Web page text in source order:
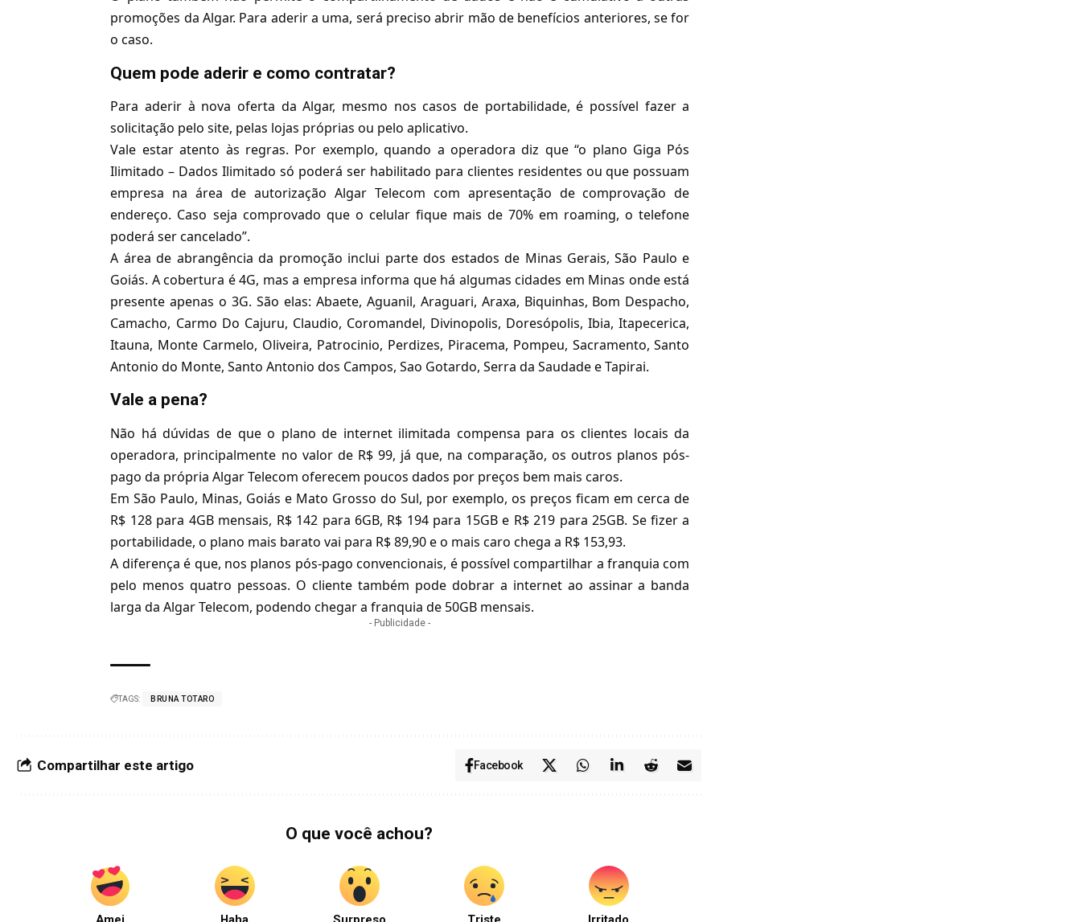
promoções da Algar. Para aderir a uma, será preciso abrir mão de benefícios anteriores, se for
o caso.
Quem pode aderir e como contratar?
Para aderir à nova oferta da Algar, mesmo nos casos de portabilidade, é possível fazer a
solicitação pelo site, pelas lojas próprias ou peloaplicativo.
Vale estar atento às regras. Por exemplo, quando a operadora diz que “o plano Giga Pós
Ilimitado – Dados Ilimitado só poderá ser habilitado para clientes residentes ou que possuam
empresa na área de autorização Algar Telecom com apresentação de comprovação de
endereço. Caso seja comprovado que o celular fique mais de 70% em roaming, o telefone
poderá ser cancelado”.
A área de abrangência da promoção inclui parte dos estados de Minas Gerais, São Paulo e
Goiás. A cobertura é 4G, mas a empresa informa que há algumas cidades em Minas onde está
presente apenas o 3G. São elas: Abaete, Aguanil, Araguari, Araxa, Biquinhas, Bom Despacho,
Camacho, Carmo Do Cajuru, Claudio, Coromandel, Divinopolis, Doresópolis, Ibia, Itapecerica,
Itauna, Monte Carmelo, Oliveira, Patrocinio, Perdizes, Piracema, Pompeu, Sacramento, Santo
Antonio do Monte, Santo Antonio dos Campos, Sao Gotardo, Serra da Saudade e Tapirai.
Vale a pena?
Não há dúvidas de que o plano de internet ilimitada compensa para os clientes locais da
operadora, principalmente no valor de R$ 99, já que, na comparação, os outros planos pós-
pago da própria Algar Telecom oferecem poucos dados por preços bem mais caros.
Em São Paulo, Minas, Goiás e Mato Grosso do Sul, por exemplo, os preços ficam em cerca de
R$ 128 para 4GB mensais, R$ 142 para 6GB, R$ 194 para 15GB e R$ 219 para 25GB. Se fizer a
portabilidade, o plano mais barato vai para R$ 89,90 e o mais caro chega a R$ 153,93.
A diferença é que, nos planos pós-pago convencionais, é possível compartilhar a franquia com
pelo menos quatro pessoas. O cliente também pode dobrar a internet ao assinar a banda
larga da Algar Telecom, podendo chegar a franquia de 50GB mensais.
- Publicidade -
TAGS: BRUNA TOTARO
Compartilhar este artigo Facebook
O que você achou?